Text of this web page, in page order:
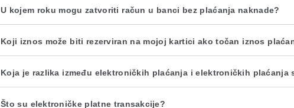
U kojem roku mogu zatvoriti račun u banci bez plaćanja naknade?
Koji iznos može biti rezerviran na mojoj kartici ako točan iznos
Koja je razlika između elektroničkih plaćanja i elektroničkih plaćanja
Što su elektroničke platne transakcije?